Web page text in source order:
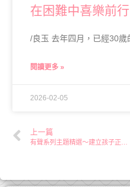
在困難中喜樂前行
/良玉 去年四月，已經30
閱讀更多 »
2026-02-05
上一篇